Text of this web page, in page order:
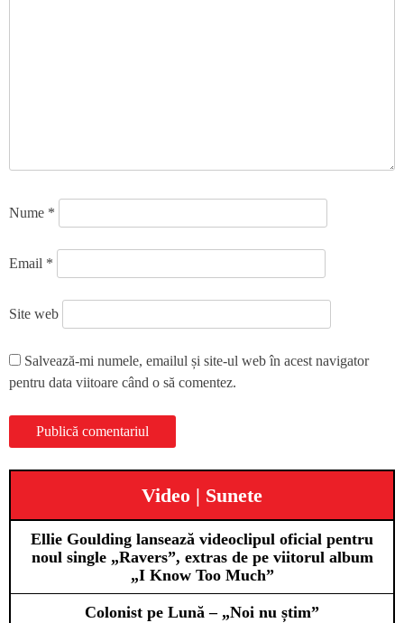
Nume *
Email *
Site web
Salvează-mi numele, emailul și site-ul web în acest navigator
pentru data viitoare când o să comentez.
Video | Sunete
Ellie Goulding lansează videoclipul oficial pentru
noul single „Ravers”, extras de pe viitorul album
„I Know Too Much”
Colonist pe Lună – „Noi nu știm”